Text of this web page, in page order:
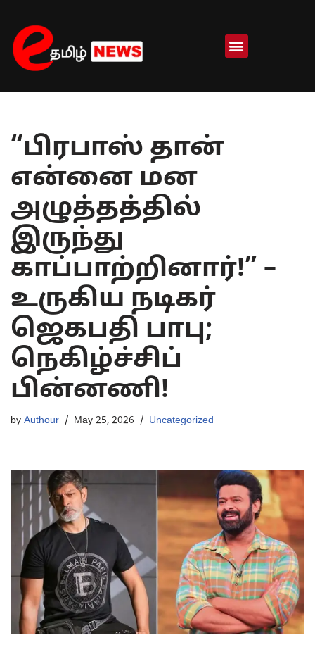
Skip
to
content
“பிரபாஸ் தான்
என்னை மன
அழுத்தத்தில்
இருந்து
காப்பாற்றினார்!” –
உருகிய நடிகர்
ஜெகபதி பாபு;
நெகிழ்ச்சிப்
பின்னணி!
by Authour May 25, 2026 Uncategorized